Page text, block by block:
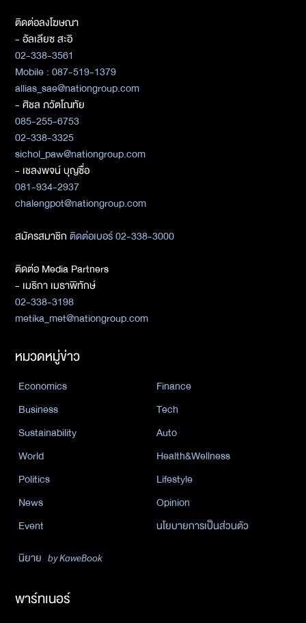
ติดต่อลงโฆษณา
- อัลเลียซ สะอิ
02-338-3561
Mobile : 087-519-1379
allias_sae@nationgroup.com
- ศิชล ภวัตโณทัย
085-255-6753
02-338-3325
sichol_paw@nationgroup.com
- เชลงพจน์ บุญซื่อ
081-934-2937
chalengpot@nationgroup.com
สมัครสมาชิกติดต่อเบอร์ 02-338-3000
ติดต่อ Media Partners
- เมธิกา เมธาพิทักษ์
02-338-3198
metika_met@nationgroup.com
หมวดหมู่ข่าว
Economics
Finance
Business
Tech
Sustainability
Auto
World
Health&Wellness
Politics
Lifestyle
News
Opinion
Event
นโยบายการเป็นส่วนตัว
นิยาย by KaweBook
พาร์ทเนอร์